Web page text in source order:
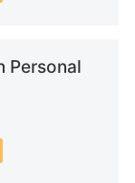
7篇文书
Personal